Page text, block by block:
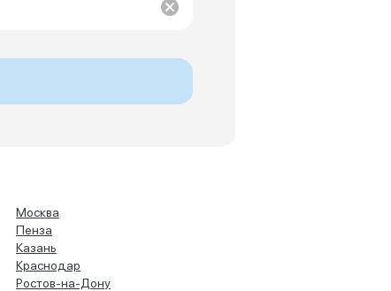
Москва
Пенза
Казань
Краснодар
Ростов-на-Дону